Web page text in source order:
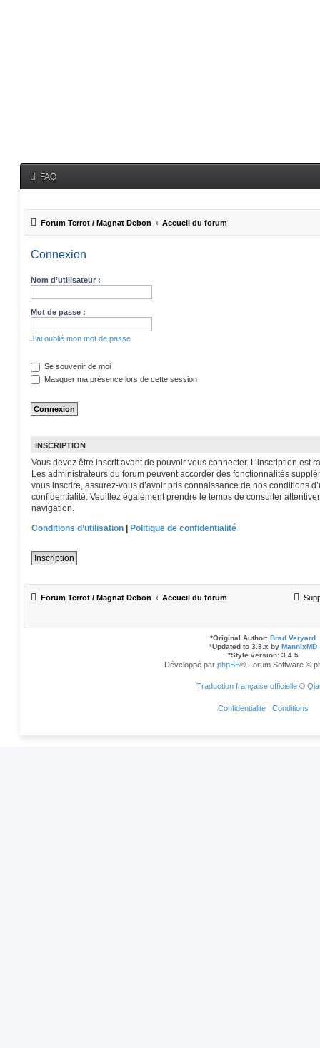
FAQ
Forum Terrot / Magnat Debon Accueil du forum
Connexion
Nom d’utilisateur :
Mot de passe :
J’ai oublié mon mot de passe
Se souvenir de moi
Masquer ma présence lors de cette session
INSCRIPTION
Vous devez être inscrit avant de pouvoir vous connecter. L’inscription est
Les administrateurs du forum peuvent accorder des fonctionnalités
vous inscrire, assurez-vous d’avoir pris connaissance de nos conditions
confidentialité. Veuillez également prendre le temps de consulter
navigation.
Conditions d’utilisation | Politique de confidentialité
Inscription
Forum Terrot / Magnat Debon Accueil du forum
*Original Author: Brad Veryard
*Updated to 3.3.x by MannixMD
*Style version: 3.4.5
Développé par phpBB® Forum Software ©
Traduction française officielle©
Confidentialité | Conditions